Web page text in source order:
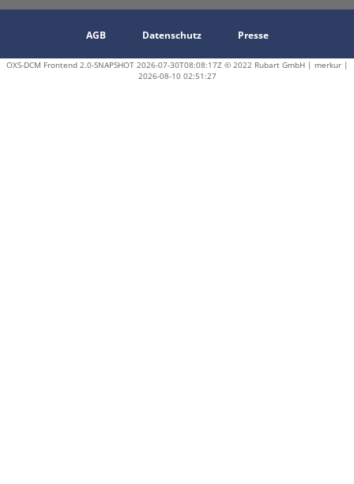
AGB Datenschutz Presse
OXS-DCM Frontend 2.0-SNAPSHOT 2026-07-30T08:08:17Z © 2022 Rubart GmbH | merkur |
2026-08-10 02:51:27